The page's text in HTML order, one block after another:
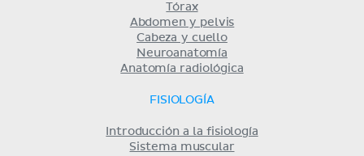
Tórax
Abdomen y pelvis
Cabeza y cuello
Neuroanatomía
Anatomía radiológica
FISIOLOGÍA
Introducción a la fisiología
Sistema muscular